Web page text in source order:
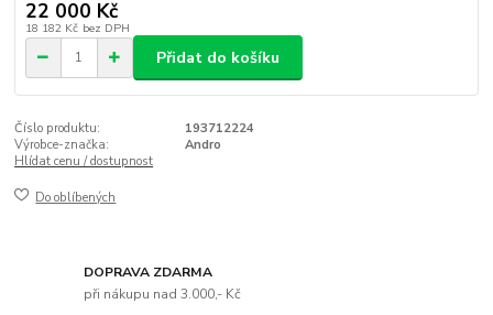
22 000 Kč
18 182 Kč bez DPH
Přidat do košíku
Číslo produktu:
193712224
Výrobce-značka:
Andro
Hlídat cenu / dostupnost
Do oblíbených
DOPRAVA ZDARMA
při nákupu nad 3.000,- Kč